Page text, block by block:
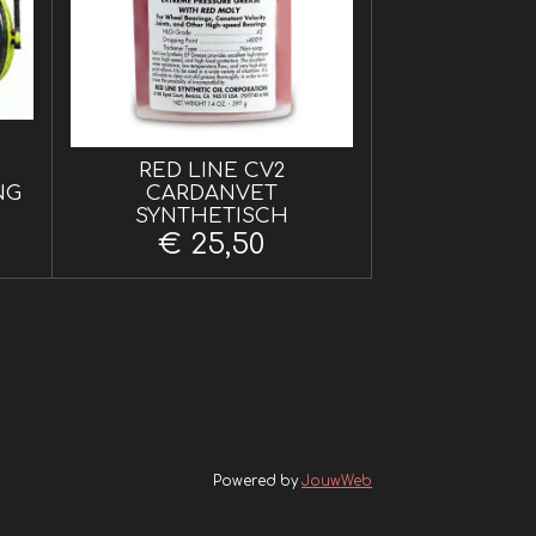
RED LINE CV2
CARDANVET
SYNTHETISCH
€ 25,50
Powered byJouwWeb